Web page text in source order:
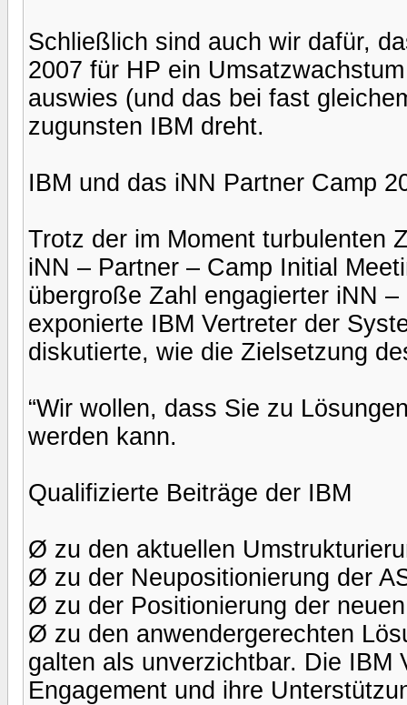
Schließlich sind auch wir dafür,
2007 für HP ein
auswies (und das bei fast
zugunsten IBM dreht.
IBM und das iNN Partner Camp
Trotz der im Moment turbulenten
iNN – Partner – Camp Initial
übergroße Zahl engagierter iNN
exponierte IBM Vertreter der
diskutierte, wie die Zielsetzung
“Wir wollen, dass Sie zu
werden kann.
Qualifizierte Beiträge der IBM
Ø zu den aktuellen
Ø zu der Neupositionierung der
Ø zu der Positionierung der
Ø zu den anwendergerechten
galten als unverzichtbar. Die IBM
Engagement und ihre